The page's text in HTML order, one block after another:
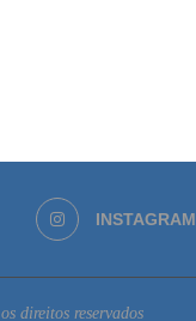
INSTAGRAM
direitos reservados